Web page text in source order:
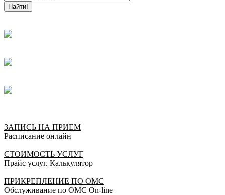
Найти!
ЗАПИСЬ НА ПРИЕМ
Расписание онлайн
СТОИМОСТЬ УСЛУГ
Прайс услуг. Калькулятор
ПРИКРЕПЛЕНИЕ ПО ОМС
Обслуживание по ОМС On-line